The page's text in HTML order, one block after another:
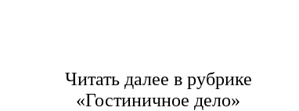
Читать далее в рубрике
«Гостиничное дело»